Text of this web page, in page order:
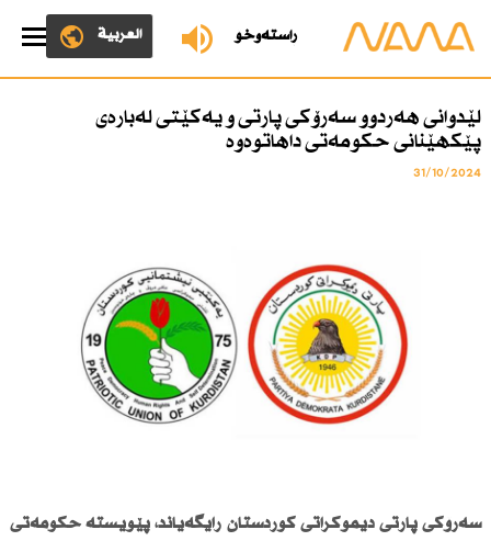
ڕاستەوخۆ العربية
لێدوانی هەردوو سەرۆكی پارتی و یەكێتی لەبارەی
پێكهێنانی حكومەتی داهاتوەوە
31/10/2024
سەرۆكی پارتی دیموكراتی كوردستان رایگەیاند، پێویستە حكومەتی